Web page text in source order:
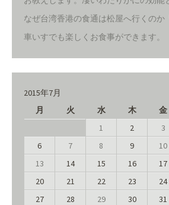
なぜ台湾香港の食通は松屋へ行くのか
車いすでも楽しくお食事ができます。
2015年7月
月
火 水 木 金
1 2 3
6
7 8 9 10
13
14 15 16 17
20
21 22 23 24
27
28 29 30 31